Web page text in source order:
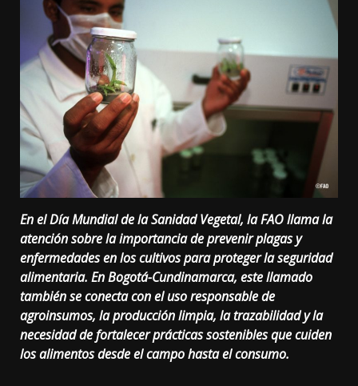
En el Día Mundial de la Sanidad Vegetal, la FAO llama la
atención sobre la importancia de prevenir plagas y
enfermedades en los cultivos para proteger la seguridad
alimentaria. En Bogotá-Cundinamarca, este llamado
también se conecta con el uso responsable de
agroinsumos, la producción limpia, la trazabilidad y la
necesidad de fortalecer prácticas sostenibles que cuiden
los alimentos desde el campo hasta el consumo.